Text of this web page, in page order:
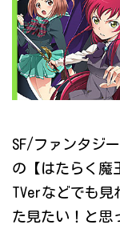
SF/ファンタジ
の【はたらく魔
TVerなどでも見
た見たい！と思